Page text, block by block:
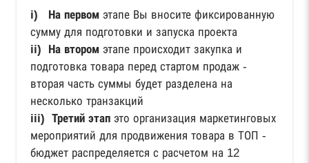
i) На первом этапе Вы вносите фиксированную
сумму для подготовки и запуска проекта
ii) На втором этапе происходит закупка и
подготовка товара перед стартом продаж -
вторая часть суммы будет разделена на
несколько транзакций
iii) Третий этап это организация маркетинговых
мероприятий для продвижения товара в ТОП -
бюджет распределяется с расчетом на 12